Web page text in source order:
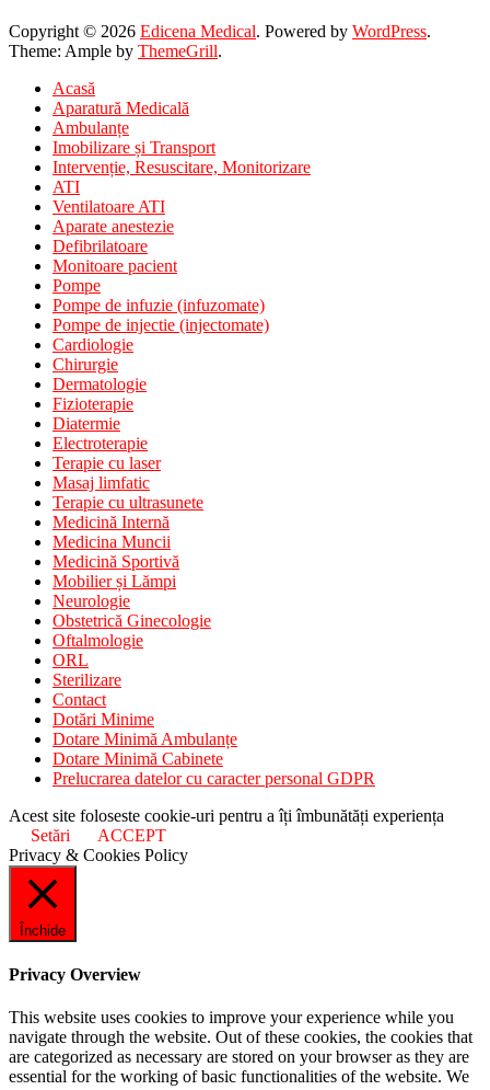
Copyright © 2026 Edicena Medical. Powered by WordPress.
Theme: Ample by ThemeGrill.
Acasă
Aparatură Medicală
Ambulanțe
Imobilizare și Transport
Intervenție, Resuscitare, Monitorizare
ATI
Ventilatoare ATI
Aparate anestezie
Defibrilatoare
Monitoare pacient
Pompe
Pompe de infuzie (infuzomate)
Pompe de injectie (injectomate)
Cardiologie
Chirurgie
Dermatologie
Fizioterapie
Diatermie
Electroterapie
Terapie cu laser
Masaj limfatic
Terapie cu ultrasunete
Medicină Internă
Medicina Muncii
Medicină Sportivă
Mobilier și Lămpi
Neurologie
Obstetrică Ginecologie
Oftalmologie
ORL
Sterilizare
Contact
Dotări Minime
Dotare Minimă Ambulanțe
Dotare Minimă Cabinete
Prelucrarea datelor cu caracter personal GDPR
Acest site foloseste cookie-uri pentru a îți îmbunătăți experiența
Setări
ACCEPT
Privacy & Cookies Policy
Închide
Privacy Overview
This website uses cookies to improve your experience while you
navigate through the website. Out of these cookies, the cookies that
are categorized as necessary are stored on your browser as they are
essential for the working of basic functionalities of the website. We